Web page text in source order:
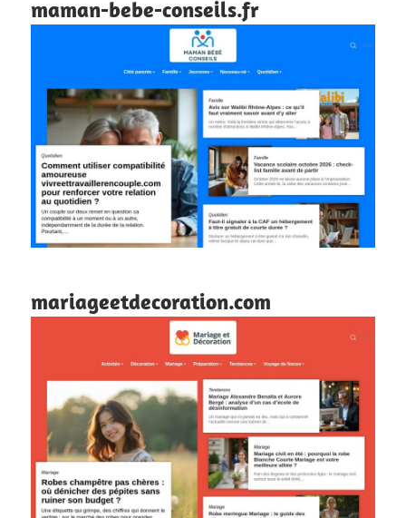
maman-bebe-conseils.fr
mariageetdecoration.com